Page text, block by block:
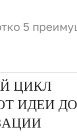
5
ЦИКЛ
ИДЕИ ДО